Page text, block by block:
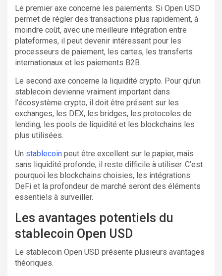
Le premier axe concerne les paiements. Si Open USD
permet de régler des transactions plus rapidement, à
moindre coût, avec une meilleure intégration entre
plateformes, il peut devenir intéressant pour les
processeurs de paiement, les cartes, les transferts
internationaux et les paiements B2B.
Le second axe concerne la liquidité crypto. Pour qu’un
stablecoin devienne vraiment important dans
l’écosystème crypto, il doit être présent sur les
exchanges, les DEX, les bridges, les protocoles de
lending, les pools de liquidité et les blockchains les
plus utilisées.
Un stablecoin peut être excellent sur le papier, mais
sans liquidité profonde, il reste difficile à utiliser. C’est
pourquoi les blockchains choisies, les intégrations
DeFi et la profondeur de marché seront des éléments
essentiels à surveiller.
Les avantages potentiels du
stablecoin Open USD
Le stablecoin Open USD présente plusieurs avantages
théoriques.